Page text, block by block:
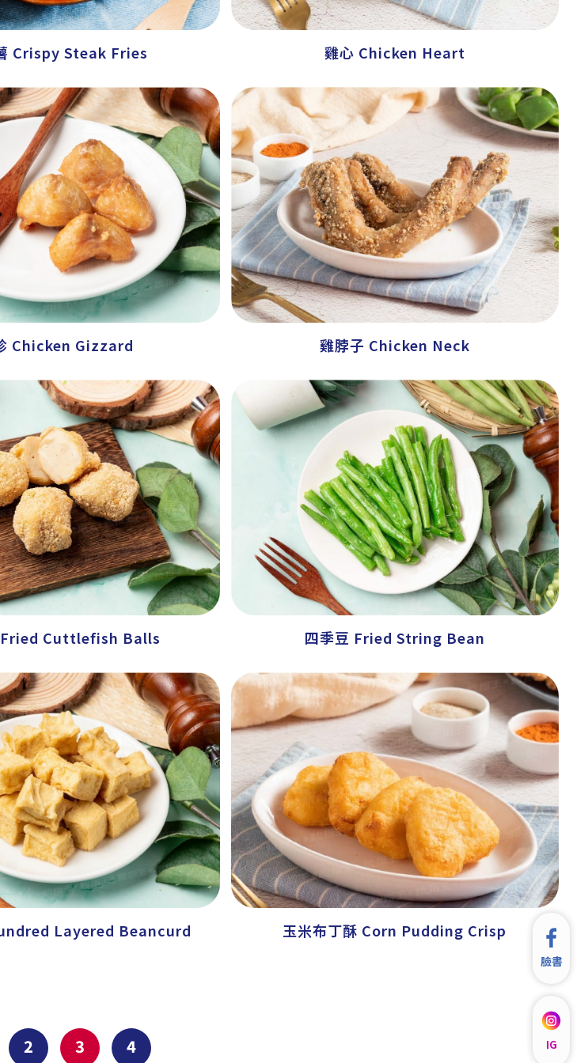
Crispy Steak Fries 雞心 Chicken Heart
Chicken Gizzard 雞脖子 Chicken Neck
花枝丸 Fried Cuttlefish Balls 四季豆 Fried String Bean
豆腐 Hundred Layered Beancurd 玉米布丁酥 Corn Pudding Crisp
2 3 4
臉書
IG